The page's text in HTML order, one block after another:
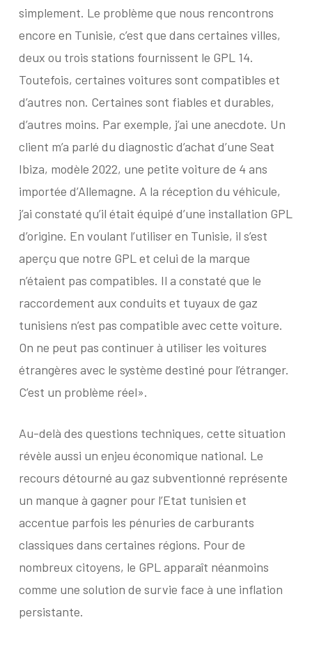
simplement. Le problème que nous rencontrons
encore en Tunisie, c’est que dans certaines villes,
deux ou trois stations fournissent le GPL 14.
Toutefois, certaines voitures sont compatibles et
d’autres non. Certaines sont fiables et durables,
d’autres moins. Par exemple, j’ai une anecdote. Un
client m’a parlé du diagnostic d’achat d’une Seat
Ibiza, modèle 2022, une petite voiture de 4 ans
importée d’Allemagne. A la réception du véhicule,
j’ai constaté qu’il était équipé d’une installation GPL
d’origine. En voulant l’utiliser en Tunisie, il s’est
aperçu que notre GPL et celui de la marque
n’étaient pas compatibles. Il a constaté que le
raccordement aux conduits et tuyaux de gaz
tunisiens n’est pas compatible avec cette voiture.
On ne peut pas continuer à utiliser les voitures
étrangères avec le système destiné pour l’étranger.
C’est un problème réel».
Au-delà des questions techniques, cette situation
révèle aussi un enjeu économique national. Le
recours détourné au gaz subventionné représente
un manque à gagner pour l’Etat tunisien et
accentue parfois les pénuries de carburants
classiques dans certaines régions. Pour de
nombreux citoyens, le GPL apparaît néanmoins
comme une solution de survie face à une inflation
persistante.